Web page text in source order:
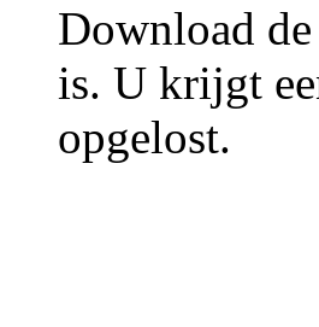
Download
is. U krijgt
opgelost.